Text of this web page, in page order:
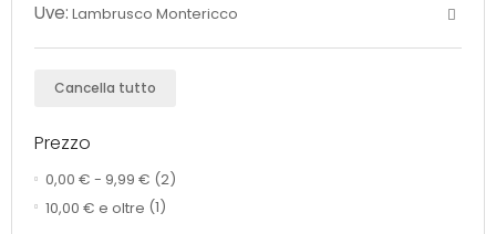
Uve: Lambrusco Montericco
Cancella tutto
Prezzo
0,00 € - 9,99 € (2)
10,00 € e oltre (1)